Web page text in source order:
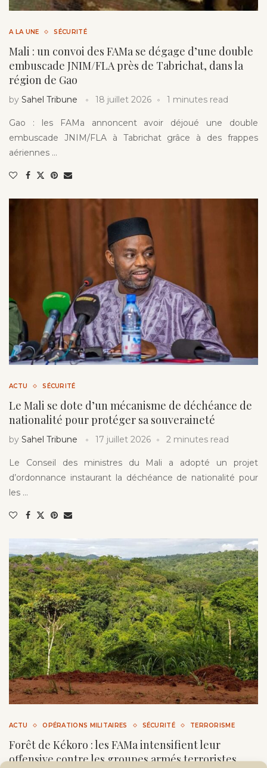
A LA UNE SÉCURITÉ
Mali : un convoi des FAMa se dégage d’une double
embuscade JNIM/FLA près de Tabrichat, dans la
région de Gao
by Sahel Tribune 18 juillet 2026 1 minutes read
Gao : les FAMa annoncent avoir déjoué une double
embuscade JNIM/FLA à Tabrichat grâce à des frappes
aériennes …
ACTU SÉCURITÉ
Le Mali se dote d’un mécanisme de déchéance de
nationalité pour protéger sa souveraineté
by Sahel Tribune 17 juillet 2026 2 minutes read
Le Conseil des ministres du Mali a adopté un projet
d’ordonnance instaurant la déchéance de nationalité pour
les …
ACTU OPÉRATIONS MILITAIRES SÉCURITÉ TERRORISME
Forêt de Kékoro : les FAMa intensifient leur
offensive contre les groupes armés terroristes